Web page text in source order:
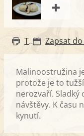
Tisk
Malinoostružina
protože je to
nerozvaří.
návštěvy. K času
kynutí.